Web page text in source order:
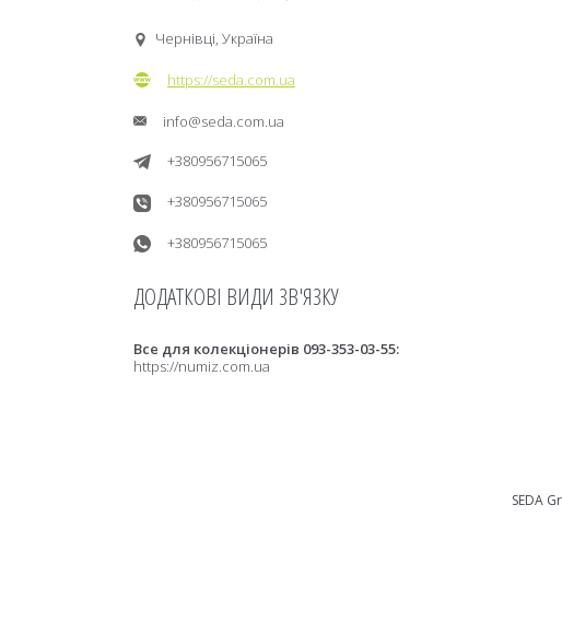
Чернівці, Україна
https://seda.com.ua
info@seda.com.ua
+380956715065
+380956715065
+380956715065
Все для колекціонерів 093-353-03-55
https://numiz.com.ua